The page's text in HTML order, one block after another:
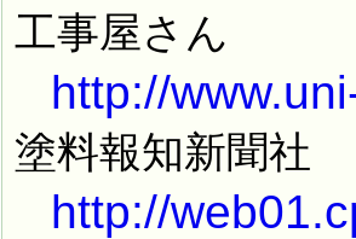
工事屋さん
http://
塗料報知新聞社
http://